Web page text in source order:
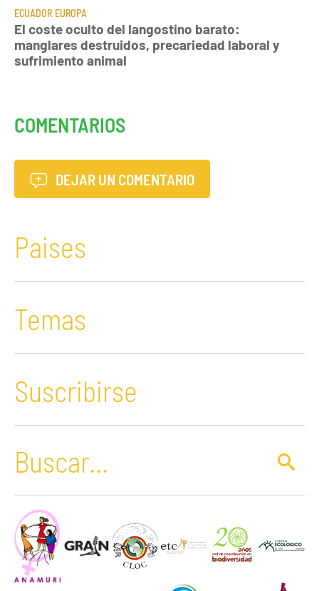
ECUADOR EUROPA
El coste oculto del langostino barato:
manglares destruidos, precariedad laboral y
sufrimiento animal
COMENTARIOS
DEJAR UN COMENTARIO
Paises
Temas
Suscribirse